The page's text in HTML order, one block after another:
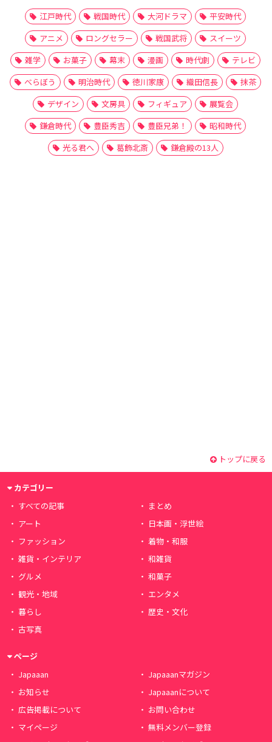
江戸時代 戦国時代 大河ドラマ
平安時代
アニメ
ロングセラー 戦国武将
スイーツ
雑学
お菓子 幕末 漫画 時代劇
テレビ
べらぼう
明治時代 徳川家康 織田信長
抹茶
デザイン
文房具 フィギュア
展覧会
鎌倉時代
豊臣秀吉 豊臣兄弟！
昭和時代
光る君へ
葛飾北斎 鎌倉殿の13人
トップに戻る
カテゴリー
すべての記事
まとめ
アート
日本画・浮世絵
ファッション
着物・和服
雑貨・インテリア
和雑貨
グルメ
和菓子
観光・地域
エンタメ
暮らし
歴史・文化
古写真
ページ
Japaaan
Japaaanマガジン
お知らせ
Japaaanについて
広告掲載について
お問い合わせ
マイページ
無料メンバー登録